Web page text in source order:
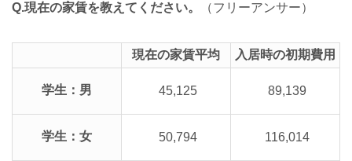
Q.現在の家賃を教えてください。 （フリーアンサー）
現在の家賃平均 入居時の初期費用
学生：男 45,125 89,139
学生：女 50,794 116,014